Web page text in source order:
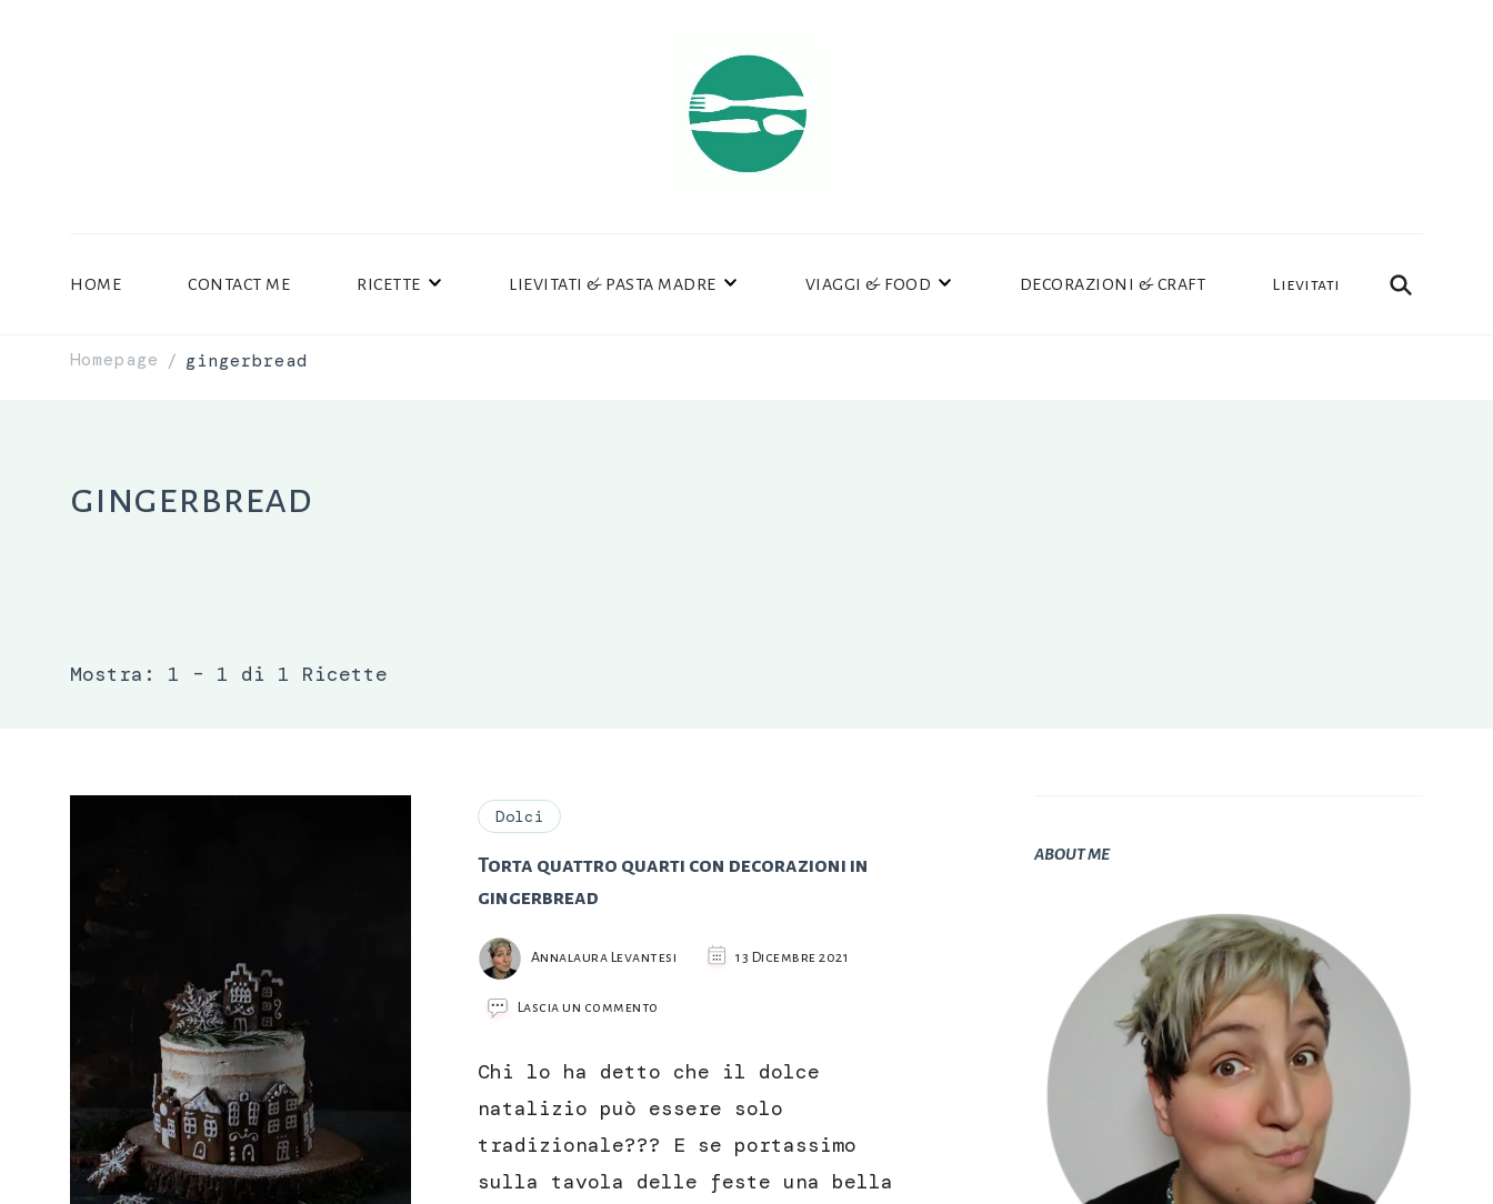
HOME CONTACT ME RICETTE LIEVITATI & PASTA MADRE VIAGGI & FOOD DECORAZIONI & CRAFT Lievitati
Homepage / gingerbread
gingerbread
Mostra: 1 – 1 di 1 Ricette
Dolci
Torta quattro quarti con decorazioni in
gingerbread
Annalaura Levantesi 13 Dicembre 2021
Lascia un commento
quarti
in
Chi lo ha detto che il dolce
natalizio può essere solo
tradizionale??? E se portassimo
sulla tavola delle feste una bella
ABOUT ME